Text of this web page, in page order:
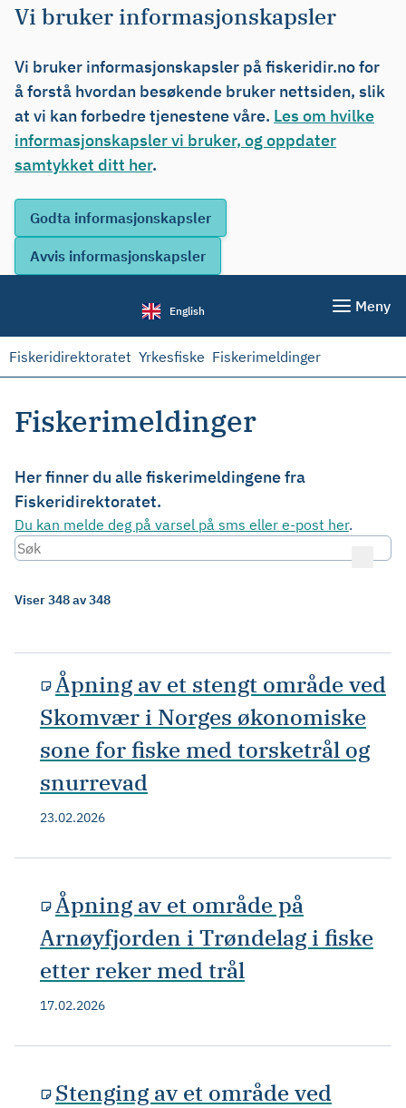
Vi bruker informasjonskapsler
Vi bruker informasjonskapsler på fiskeridir.no for
å forstå hvordan besøkende bruker nettsiden, slik
at vi kan forbedre tjenestene våre. Les om hvilke
informasjonskapsler vi bruker, og oppdater
samtykket ditt her.
English Meny
Fiskeridirektoratet Yrkesfiske Fiskerimeldinger
Fiskerimeldinger
Her finner du alle fiskerimeldingene fra
Fiskeridirektoratet.
Du kan melde deg på varsel på sms eller e-post her.
Viser 348 av 348
Åpning av et stengt område ved
Skomvær i Norges økonomiske
sone for fiske med torsketrål og
snurrevad
23.02.2026
Åpning av et område på
Arnøyfjorden i Trøndelag i fiske
etter reker med trål
17.02.2026
Stenging av et område ved